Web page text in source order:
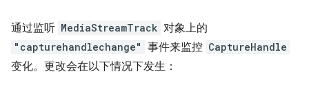
通过监听 MediaStreamTrack 对象上的
"capturehandlechange" 事件来监控 CaptureHandle
变化。更改会在以下情况下发生：